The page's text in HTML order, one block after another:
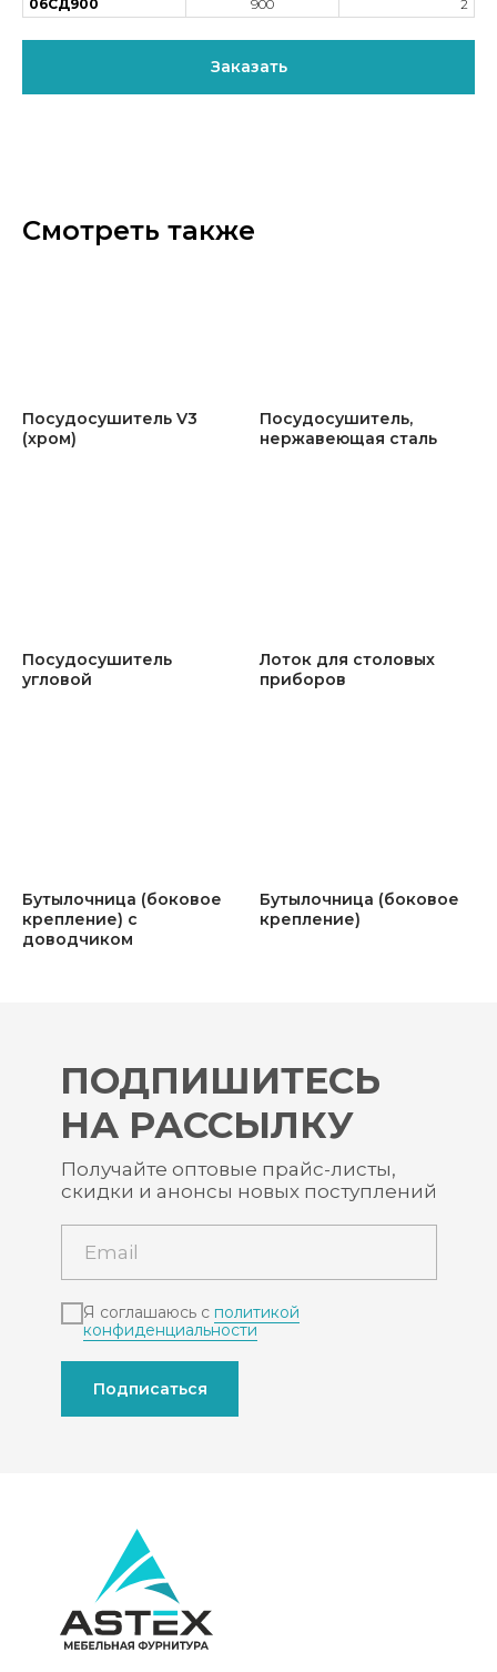
06СД900
900 2
Заказать
Смотреть также
Посудосушитель V3
(хром)
Посудосушитель,
нержавеющая сталь
Посудосушитель
угловой
Лоток для столовых
приборов
Бутылочница (боковое
крепление) с
доводчиком
Бутылочница (боковое
крепление)
ПОДПИШИТЕСЬ
НА РАССЫЛКУ
Получайте оптовые прайс-листы,
скидки и анонсы новых поступлений
Я соглашаюсь с политикой
конфиденциальности
Подписаться